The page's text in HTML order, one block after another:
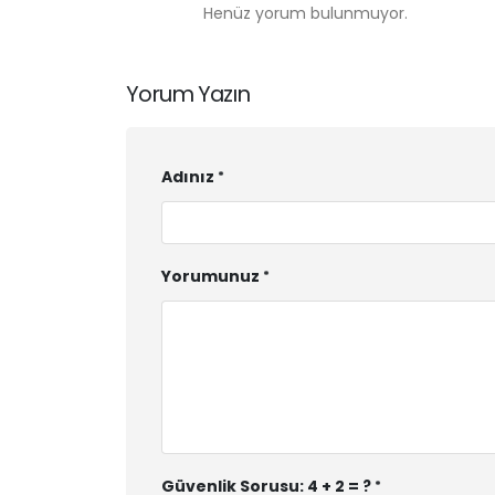
Henüz yorum bulunmuyor.
Yorum Yazın
Adınız
Yorumunuz
Güvenlik Sorusu: 4 + 2 = ?